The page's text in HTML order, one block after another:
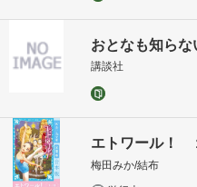
おとなも知ら
講談社
エトワール！
梅田みか/結布